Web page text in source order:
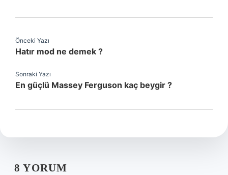
Önceki Yazı
Hatır mod ne demek ?
Sonraki Yazı
En güçlü Massey Ferguson kaç beygir ?
8 YORUM